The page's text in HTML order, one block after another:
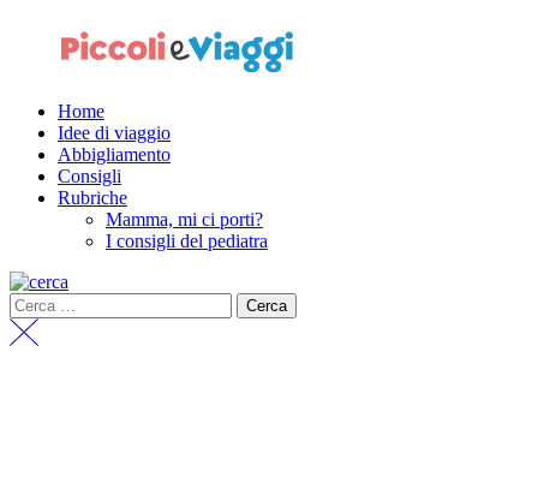
Home
Idee di viaggio
Abbigliamento
Consigli
Rubriche
Mamma, mi ci porti?
I consigli del pediatra